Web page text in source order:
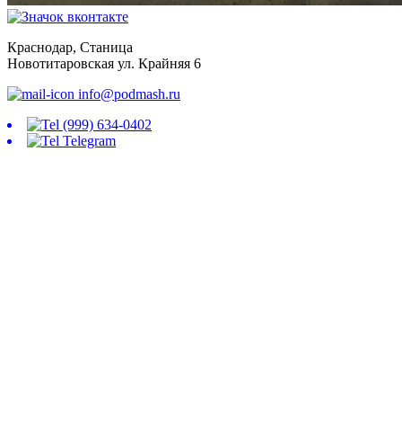
Краснодар, Станица
Новотитаровская ул. Крайняя 6
info@podmash.ru
(999) 634-0402
Telegram